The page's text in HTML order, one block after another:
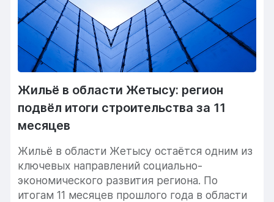
Жильё в области Жетысу: регион
подвёл итоги строительства за 11
месяцев
Жильё в области Жетысу остаётся одним из
ключевых направлений социально-
экономического развития региона. По
итогам 11 месяцев прошлого года в области